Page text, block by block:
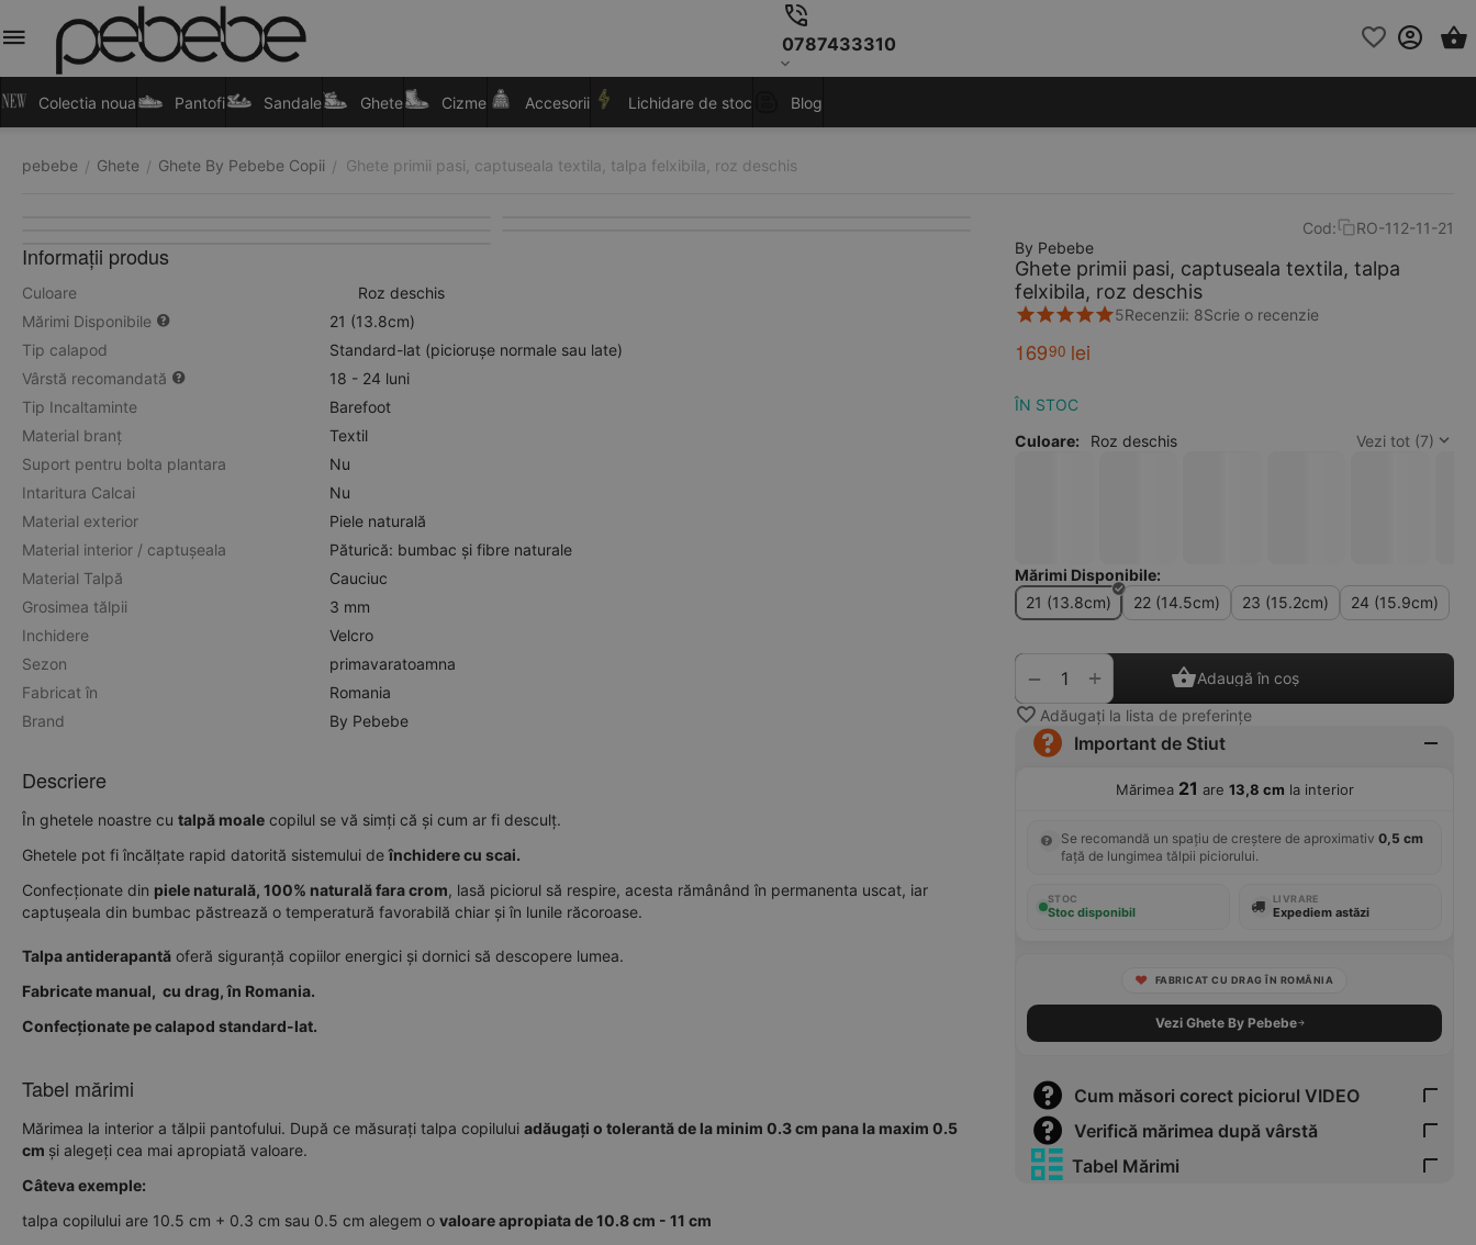
0787433310
Colectia noua Pantofi Sandale Ghete Cizme Accesorii Lichidare de stoc Blog
pebebe / Ghete / Ghete By Pebebe Copii / Ghete primii pasi, captuseala textila, talpa felxibila, roz deschis
Cod:
RO-112-11-21
By Pebebe
Ghete primii pasi, captuseala textila, talpa
felxibila, roz deschis
5Recenzii: 8Scrie o recenzie
16990 lei
ÎN STOC
Culoare:
Roz deschis Vezi tot (7)
Mărimi Disponibile:
21 (13.8cm)
22 (14.5cm) 23 (15.2cm) 24 (15.9cm)
+
−
Adaugă în coș
Adăugați la lista de preferințe
Important de Stiut
Mărimea 21 are 13,8 cm la interior
Se recomandă un spațiu de creștere de aproximativ 0,5 cm
față de lungimea tălpii piciorului.
STOC
Stoc disponibil
LIVRARE
Expediem astăzi
FABRICAT CU DRAG ÎN ROMÂNIA
Vezi Ghete By Pebebe
Cum măsori corect piciorul VIDEO
Verifică mărimea după vârstă
Tabel Mărimi
Informații produs
Culoare
Roz deschis
Mărimi Disponibile
21 (13.8cm)
Tip calapod
Standard-lat (piciorușe normale sau late)
Vârstă recomandată
18 - 24 luni
Tip Incaltaminte
Barefoot
Material branț
Textil
Suport pentru bolta plantara
Nu
Intaritura Calcai
Nu
Material exterior
Piele naturală
Material interior / captușeala
Păturică: bumbac și fibre naturale
Material Talpă
Cauciuc
Grosimea tălpii
3 mm
Inchidere
Velcro
Sezon
primavaratoamna
Fabricat în
Romania
Brand
By Pebebe
Descriere
În ghetele noastre cu talpă moale copilul se vă simți că și cum ar fi desculț.
Ghetele pot fi încălțate rapid datorită sistemului de închidere cu scai.
Confecționate din piele naturală, 100% naturală fara crom, lasă piciorul să respire, acesta rămânând în permanenta uscat, iar
captușeala din bumbac păstrează o temperatură favorabilă chiar și în lunile răcoroase.
Talpa antiderapantă oferă siguranță copiilor energici și dornici să descopere lumea.
Fabricate manual, cu drag, în Romania.
Confecționate pe calapod standard-lat.
Tabel mărimi
Mărimea la interior a tălpii pantofului. După ce măsurați talpa copilului adăugați o tolerantă de la minim 0.3 cm pana la maxim 0.5
cm și alegeți cea mai apropiată valoare.
Câteva exemple:
talpa copilului are 10.5 cm + 0.3 cm sau 0.5 cm alegem o valoare apropiata de 10.8 cm - 11 cm